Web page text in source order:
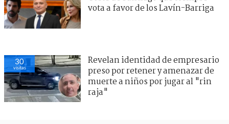
vota a favor de los Lavín-Barriga
30
visitas
Revelan identidad de empresario
preso por retener y amenazar de
muerte a niños por jugar al "rin
raja"